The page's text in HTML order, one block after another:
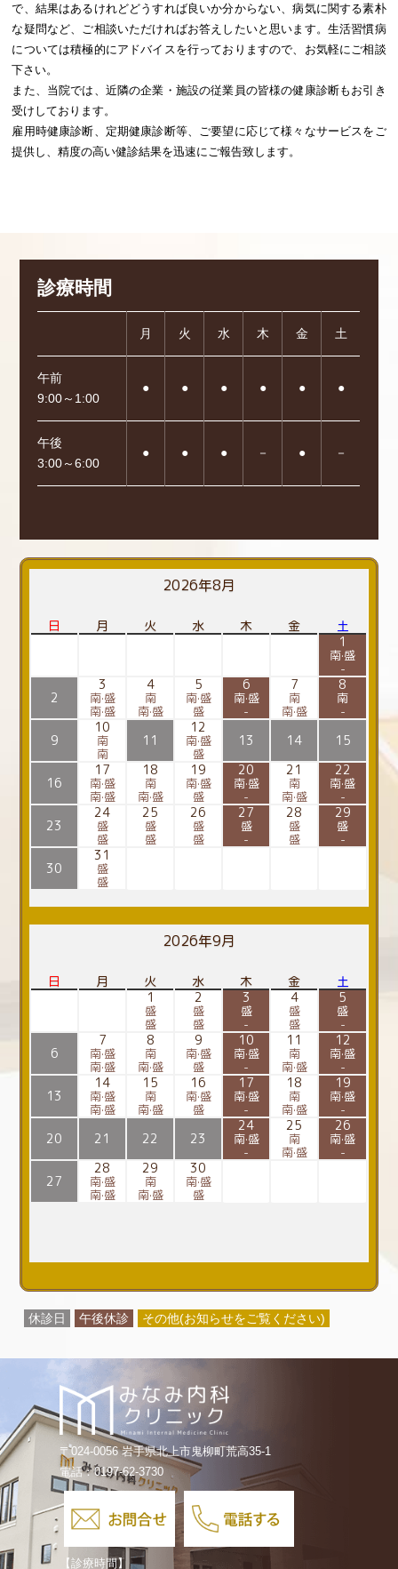
で、結果はあるけれどどうすれば良いか分からない、病気に関する素朴
な疑問など、ご相談いただければお答えしたいと思います。生活習慣病
については積極的にアドバイスを行っておりますので、お気軽にご相談
下さい。
また、当院では、近隣の企業・施設の従業員の皆様の健康診断もお引き
受けしております。
雇用時健康診断、定期健康診断等、ご要望に応じて様々なサービスをご
提供し、精度の高い健診結果を迅速にご報告致します。
診療時間
月 火 水 木 金 土
午前
9:00～1:00
● ● ● ● ● ●
午後
3:00～6:00
● ● ● － ● －
休診日 午後休診 その他(お知らせをご覧ください)
〒024-0056 岩手県北上市鬼柳町荒高35-1
電話：0197-62-3730
【診療時間】